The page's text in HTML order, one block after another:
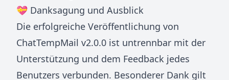
💝 Danksagung und Ausblick
Die erfolgreiche Veröffentlichung von
ChatTempMail v2.0.0 ist untrennbar mit der
Unterstützung und dem Feedback jedes
Benutzers verbunden. Besonderer Dank gilt